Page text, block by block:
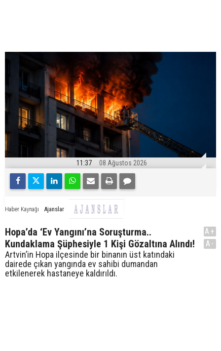
11:37 08 Ağustos 2026
Haber Kaynağı Ajanslar
Hopa’da ‘Ev Yangını’na Soruşturma..
Kundaklama Şüphesiyle 1 Kişi Gözaltına Alındı!
Artvin’in Hopa ilçesinde bir binanın üst katındaki
dairede çıkan yangında ev sahibi dumandan
etkilenerek hastaneye kaldırıldı.
A+
A-